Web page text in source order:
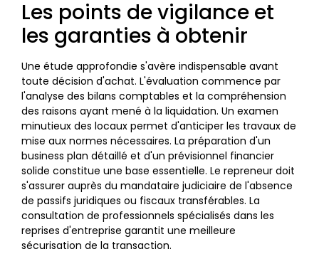
Les points de vigilance et
les garanties à obtenir
Une étude approfondie s'avère indispensable avant
toute décision d'achat. L'évaluation commence par
l'analyse des bilans comptables et la compréhension
des raisons ayant mené à la liquidation. Un examen
minutieux des locaux permet d'anticiper les travaux de
mise aux normes nécessaires. La préparation d'un
business plan détaillé et d'un prévisionnel financier
solide constitue une base essentielle. Le repreneur doit
s'assurer auprès du mandataire judiciaire de l'absence
de passifs juridiques ou fiscaux transférables. La
consultation de professionnels spécialisés dans les
reprises d'entreprise garantit une meilleure
sécurisation de la transaction.